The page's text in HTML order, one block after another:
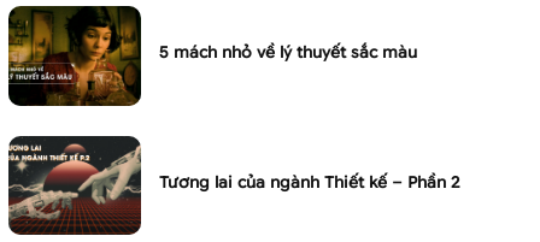
5 mách nhỏ về lý thuyết sắc màu
Tương lai của ngành Thiết kế – Phần 2